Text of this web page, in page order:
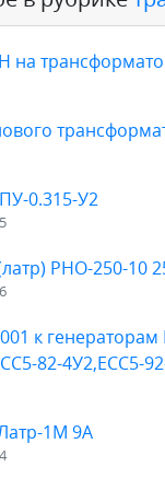
на
0.315-У2
РНО-250-10
к
82-4У2,ЕСС5-
1М 9А